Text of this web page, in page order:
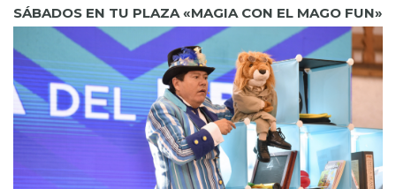
SÁBADOS EN TU PLAZA «MAGIA CON EL MAGO FUN»